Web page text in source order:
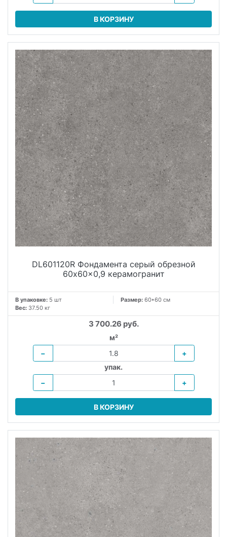
В КОРЗИНУ
DL601120R Фондамента серый обрезной
60x60x0,9 керамогранит
В упаковке: 5 шт Размер: 60*60 см
Вес: 37.50 кг
3 700.26 руб.
м²
−
+
упак.
−
+
В КОРЗИНУ